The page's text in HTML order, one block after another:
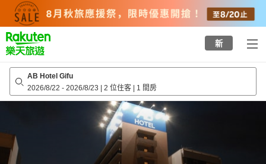
top
page
新
AB Hotel Gifu
2026/8/22 - 2026/8/23 | 2 位住客 | 1 間房